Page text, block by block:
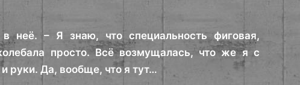
неё. – Я знаю, что специальность фиговая,
просто. Всё возмущалась, что же я с
руки. Да, вообще, что я тут…